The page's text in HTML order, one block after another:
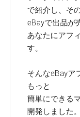
で紹介し、そ
eBayで出品が
あなたにアフ
す。
そんなeBayア
もっと
簡単にできる
開発しました。